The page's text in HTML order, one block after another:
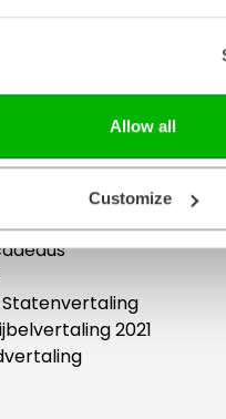
Allow all
Customize
assortiment
Statenvertaling
2021